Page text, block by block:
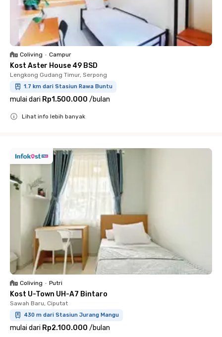
Coliving • Campur
Kost Aster House 49 BSD
Lengkong Gudang Timur, Serpong
1.7 km dari Stasiun Rawa Buntu
mulai dari Rp1.500.000 /bulan
Lihat info lebih banyak
Coliving • Putri
Kost U-Town UH-A7 Bintaro
Sawah Baru, Ciputat
430 m dari Stasiun Jurang Mangu
mulai dari Rp2.100.000 /bulan